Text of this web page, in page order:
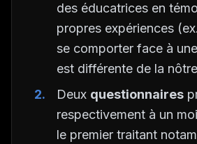
des éducatrices en
propres expériences
se comporter face à
est différente de la
Deux questionnaires
respectivement à un
le premier traitant